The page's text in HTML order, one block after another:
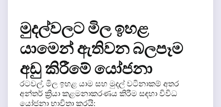
මුදල්වලට මිල ඉහළ
යාමෙන් ඇතිවන බලපෑම
අඩු කිරීමේ යෝජනා
රටවල්, මිල ඉහළ යාම සහ මුදල් වටිනාකම් අතර
අන්තර් ක්‍රියා කළමනාකරණය කිරීම සඳහා විවිධ
යෝජනා භාවිතා කරයි: